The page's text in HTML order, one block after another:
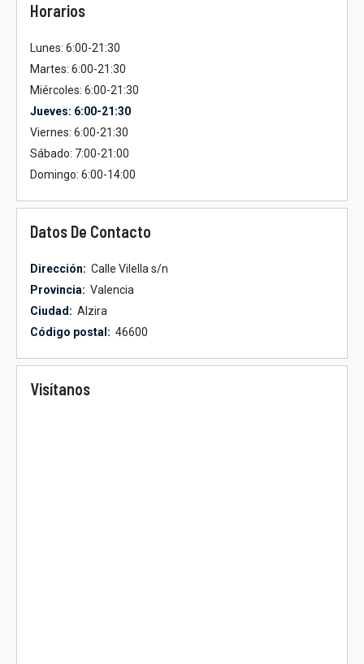
Horarios
Lunes: 6:00-21:30
Martes: 6:00-21:30
Miércoles: 6:00-21:30
Jueves: 6:00-21:30
Viernes: 6:00-21:30
Sábado: 7:00-21:00
Domingo: 6:00-14:00
Datos De Contacto
Dirección: Calle Vilella s/n
Provincia: Valencia
Ciudad: Alzira
Código postal: 46600
Visítanos